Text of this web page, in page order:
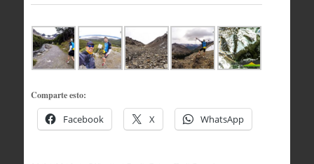
Comparte esto:
Facebook X WhatsApp